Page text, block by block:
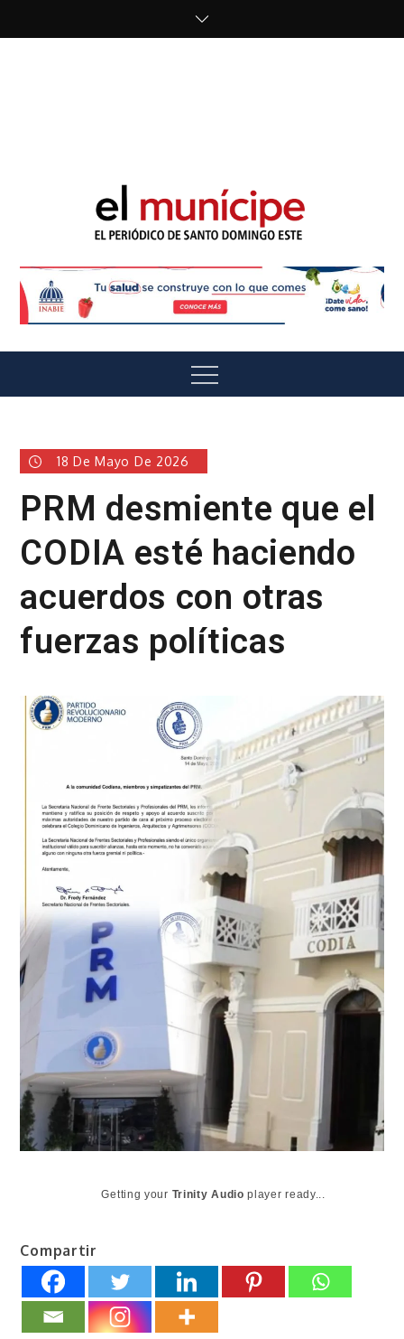
El Munícipe
Menu
18 De Mayo De 2026
PRM desmiente que el
CODIA esté haciendo
acuerdos con otras
fuerzas políticas
Getting your Trinity Audio player ready...
Compartir